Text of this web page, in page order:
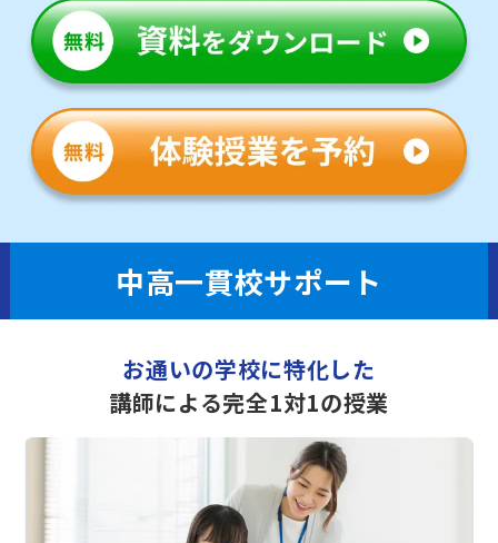
中高一貫校サポート
お通いの学校に特化した
講師による完全1対1の授業